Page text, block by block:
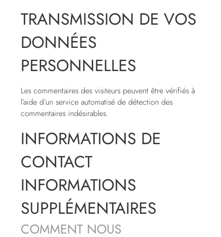
TRANSMISSION DE VOS
DONNÉES
PERSONNELLES
Les commentaires des visiteurs peuvent être vérifiés à
l’aide d’un service automatisé de détection des
commentaires indésirables.
INFORMATIONS DE
CONTACT
INFORMATIONS
SUPPLÉMENTAIRES
COMMENT NOUS